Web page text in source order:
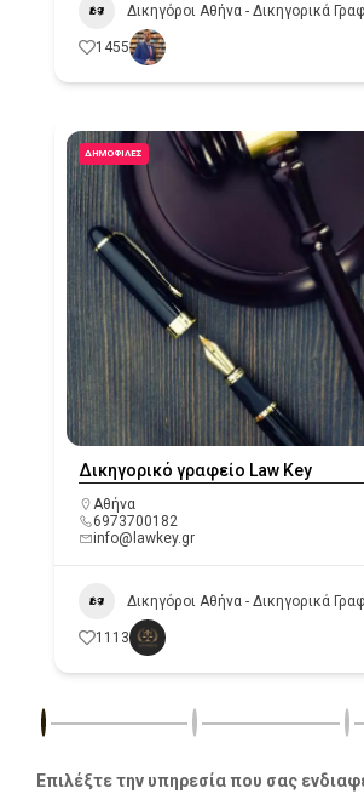
Δικηγόροι Αθήνα - Δικηγορικά
1455
ΔΗΜΟΦΙΛΈΣ
Δικηγορικό γραφείο Law Key
Αθήνα
6973700182
info@lawkey.gr
Δικηγόροι Αθήνα - Δικηγορικά
1113
Επιλέξτε την υπηρεσία που σας